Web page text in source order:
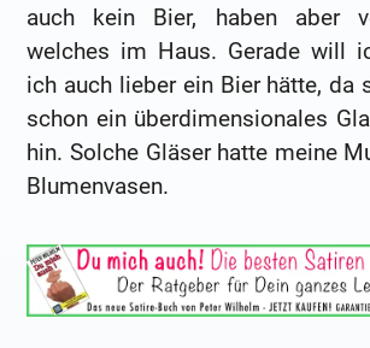
auch kein Bier, haben aber
welches im Haus. Gerade will
ich auch lieber ein Bier hätte, da
schon ein überdimensionales
hin. Solche Gläser hatte meine
Blumenvasen.